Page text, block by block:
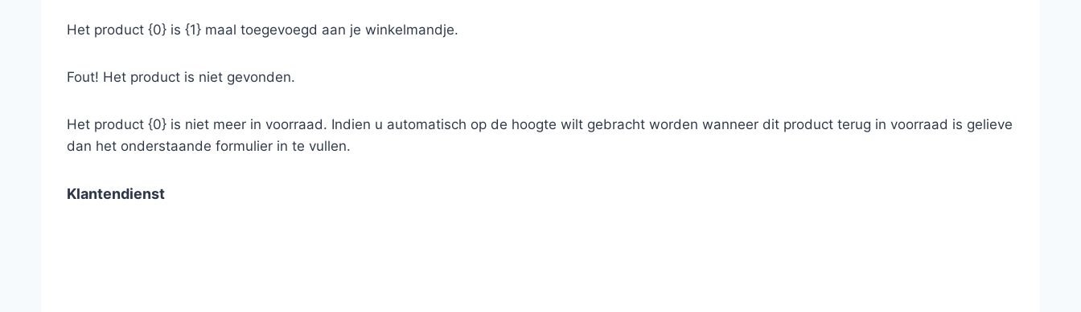
Het product {0} is {1} maal toegevoegd aan je winkelmandje.
Fout! Het product is niet gevonden.
Het product {0} is niet meer in voorraad. Indien u automatisch op de hoogte wilt gebracht worden wanneer dit product terug in voorraad is gelieve
dan het onderstaande formulier in te vullen.
Klantendienst